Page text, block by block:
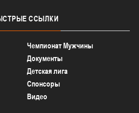
ССЫЛКИ
Чемпионат Мужчины
Документы
Детская лига
Спонсоры
Видео